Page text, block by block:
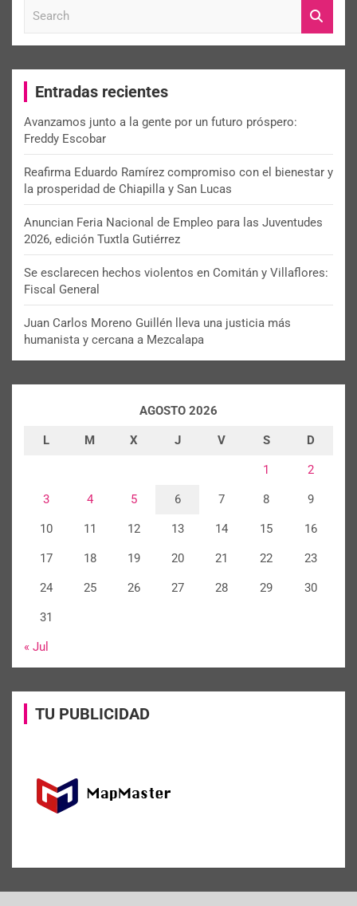
c
Entradas recientes
Avanzamos junto a la gente por un futuro próspero:
Freddy Escobar
Reafirma Eduardo Ramírez compromiso con el bienestar y
la prosperidad de Chiapilla y San Lucas
Anuncian Feria Nacional de Empleo para las Juventudes
2026, edición Tuxtla Gutiérrez
Se esclarecen hechos violentos en Comitán y Villaflores:
Fiscal General
Juan Carlos Moreno Guillén lleva una justicia más
humanista y cercana a Mezcalapa
AGOSTO 2026
L M X J V S D
1 2
3 4 5 6 7 8 9
10 11 12 13 14 15 16
17 18 19 20 21 22 23
24 25 26 27 28 29 30
31
« Jul
TU PUBLICIDAD